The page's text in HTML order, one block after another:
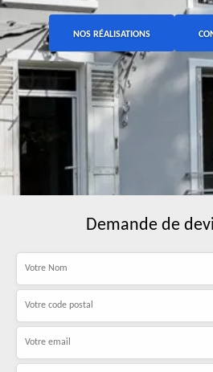
NOS RÉALISATIONS
Demande de